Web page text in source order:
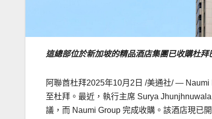
這總部位於新加坡的精品酒店集團已收購杜拜
阿聯酋杜拜2025年10月2日 /美通社/ — Naumi
至杜拜。最近，執行主席 Surya
議，而 Naumi Group 完成收購。該酒店現已